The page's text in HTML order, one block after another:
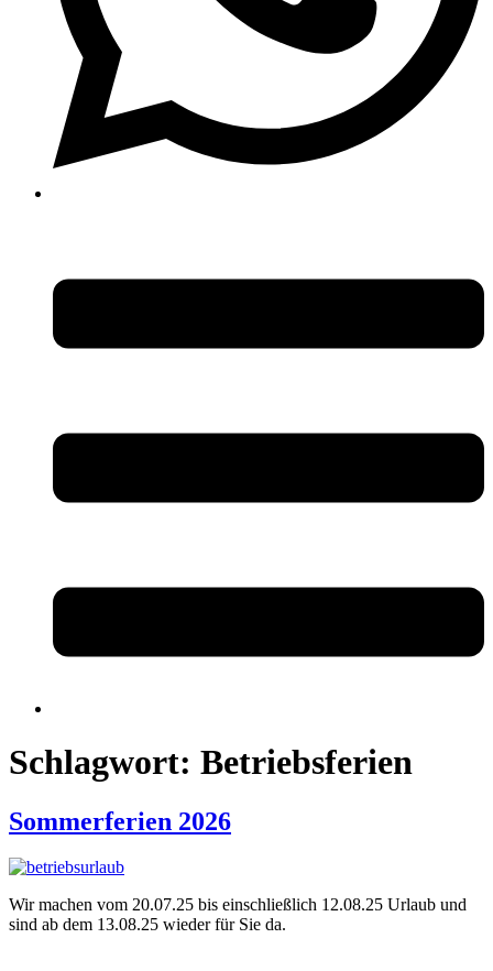
Schlagwort: Betriebsferien
Sommerferien 2026
Wir machen vom 20.07.25 bis einschließlich 12.08.25 Urlaub und
sind ab dem 13.08.25 wieder für Sie da.